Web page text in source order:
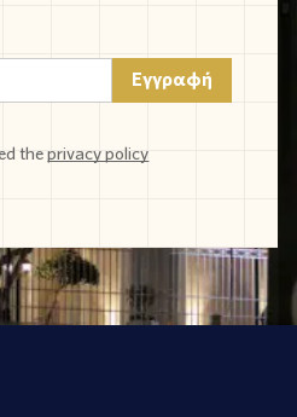
theprivacy policy